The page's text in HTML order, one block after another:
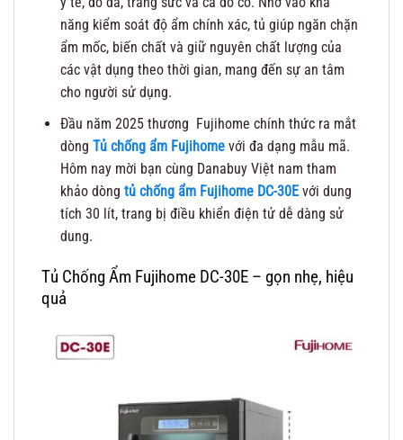
năng kiểm soát độ ẩm chính xác, tủ giúp ngăn chặn
ẩm mốc, biến chất và giữ nguyên chất lượng của
các vật dụng theo thời gian, mang đến sự an tâm
cho người sử dụng.
Đầu năm 2025 thương Fujihome chính thức ra mắt
dòng Tủ chống ẩm Fujihomevới đa dạng mẫu mã.
Hôm nay mời bạn cùng Danabuy Việt nam tham
khảo dòng tủ chống ẩm Fujihome DC-30Evới dung
tích 30 lít, trang bị điều khiển điện tử dễ dàng sử
dung.
Tủ Chống Ẩm Fujihome DC-30E – gọn nhẹ, hiệu
quả